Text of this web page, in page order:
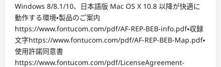
Windows 8/8.1/10、日本語版 Mac OS X 10.8 以降が快適に
動作する環境・製品のご案内
https://www.fontucom.com/pdf/AF-REP-BEB-info.pdf・収録
文字https://www.fontucom.com/pdf/AF-REP-BEB-Map.pdf・
使用許諾同意書
https://www.fontucom.com/pdf/LicenseAgreement-